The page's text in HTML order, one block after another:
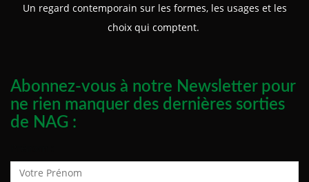
Un regard contemporain sur les formes, les usages et les
choix qui comptent.
Abonnez-vous à notre Newsletter pour
ne rien manquer des dernières sorties
de NAG :